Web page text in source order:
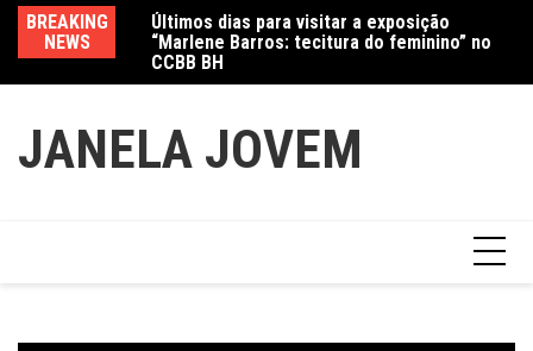
conteúdo
BREAKING
NEWS
CCBB BH
Amanda Mangili transforma beleza e
inclusão em conexão real nas redes
JANELA JOVEM